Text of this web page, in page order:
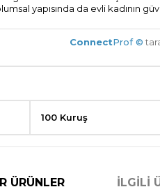
yapısında da evli kadının
ConnectProf ©
100 Kuruş
ÜRÜNLER İLGILI